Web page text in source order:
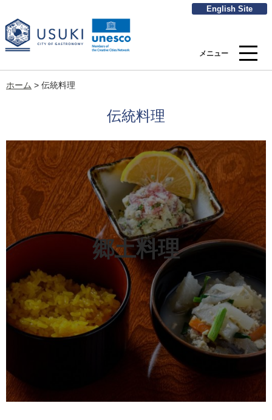
English Site
メニュー
ホーム > 伝統料理
伝統料理
郷土料理